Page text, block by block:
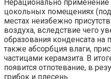
Нерационально применение
цокольных помещениях
местах неизбежно
воздуха, вследствие чего
образования конденсата на
также абсорбция влаги,
частицами керамзита. В
появится отпотевание, в
грибок и плесень.